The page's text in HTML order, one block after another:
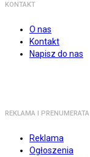
KONTAKT
O nas
Kontakt
Napisz do nas
REKLAMA I PRENUMERATA
Reklama
Ogłoszenia